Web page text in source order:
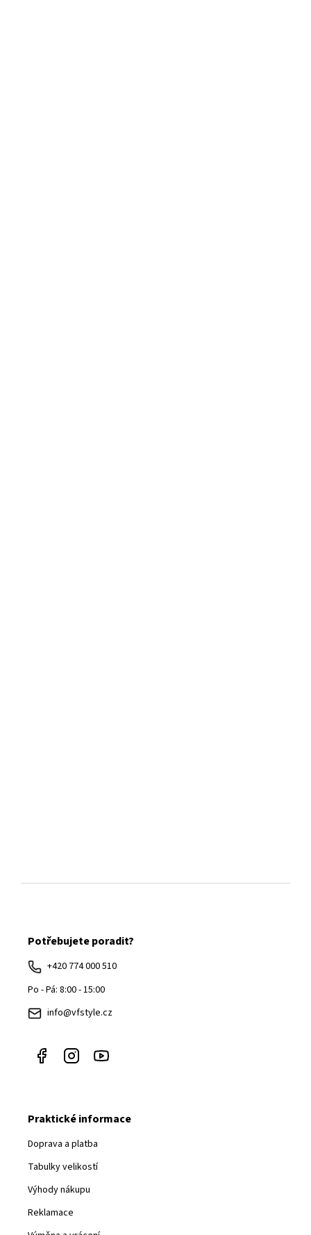
Potřebujete poradit?
+420 774 000 510
Po - Pá: 8:00 - 15:00
info@vfstyle.cz
Praktické informace
Doprava a platba
Tabulky velikostí
Výhody nákupu
Reklamace